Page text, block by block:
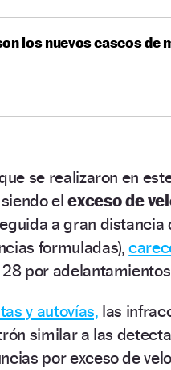
los nuevos cascos de
se realizaron en
elexceso de
a gran distancia
formuladas),
por
y autovías, las
similar a las
por exceso de